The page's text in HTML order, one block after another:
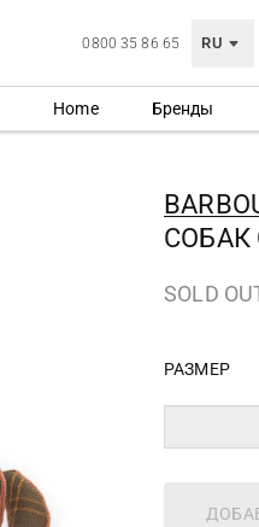
0800 35 86 65 RU
Home Бренды
СОБАК
SOLD
РАЗМЕР